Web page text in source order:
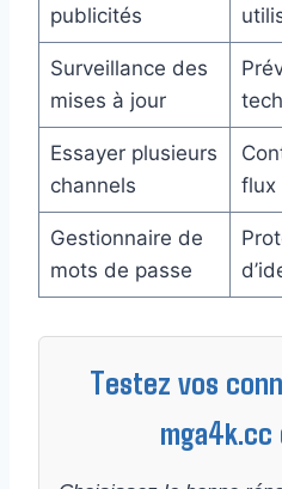
publicités
Surveillance des
mises à jour
Essayer plusieurs
channels
flux
Gestionnaire de
mots de passe
Testez vos